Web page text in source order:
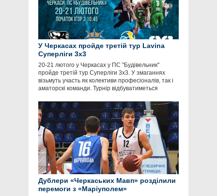
У Черкасах пройде третій тур Lavina
Суперліги 3х3
20-21 лютого у Черкасах у ПС "Будівельник"
пройде третій тур Суперліги 3х3. У змаганнях
візьмуть участь як колективи професіоналів, так і
аматорскі команди. Турнір відбуватиметься
Дублери «Черкаських Мавп» розділили
перемоги з «Маріуполем»